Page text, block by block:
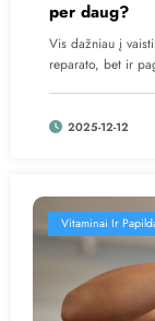
per daug?
Vis dažniau į
reparato, bet ir
2025-12-12
Vitaminai Ir